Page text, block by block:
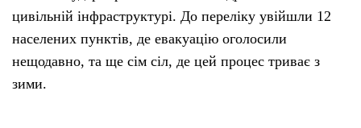
цивільній інфраструктурі. До переліку увійшли 12
населених пунктів, де евакуацію оголосили
нещодавно, та ще сім сіл, де цей процес триває з
зими.